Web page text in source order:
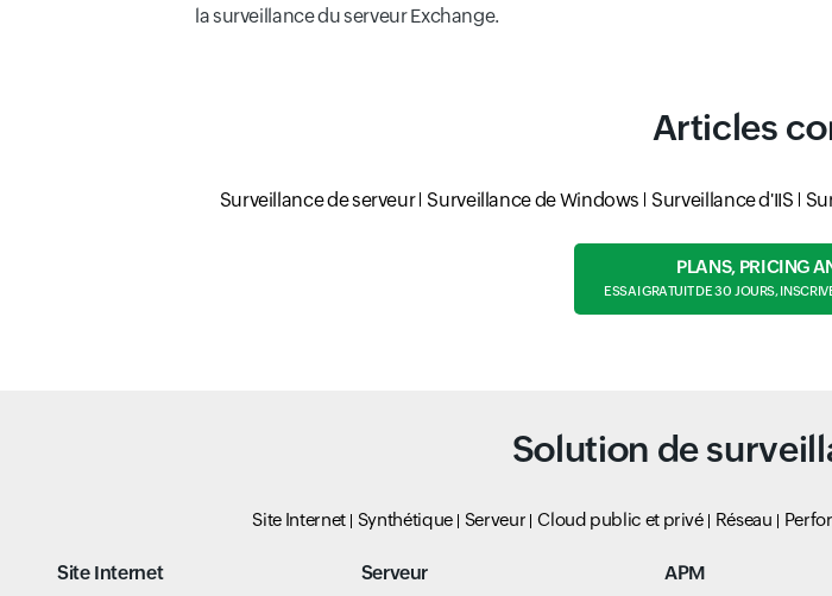
la surveillance du serveur Exchange.
Articles
Surveillance de serveur Surveillance de Windows Surveillance d'IIS
PLANS, PRICING
ESSAI GRATUIT DE 30 JOURS,
Solution de
Site Internet Synthétique Serveur Cloud public et privé Réseau
Site Internet Serveur APM